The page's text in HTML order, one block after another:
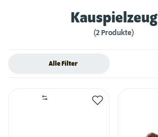
Kauspielzeug
(2 Produkte)
Alle Filter